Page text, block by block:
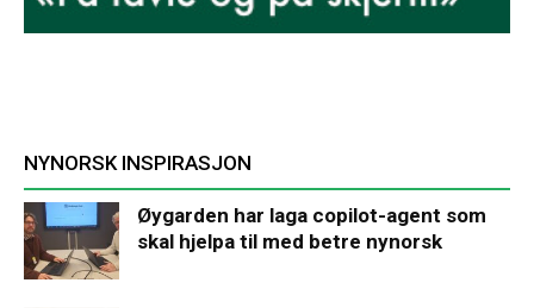
NYNORSK INSPIRASJON
Øygarden har laga copilot-agent som
skal hjelpa til med betre nynorsk